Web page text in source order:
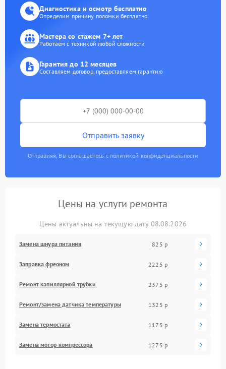
Диагностика и осмотр бесплатно
Определим причину поломки бесплатно
Мастера со стажем 7+ лет
Работаем с техникой любой сложности
Гарантия до 12 месяцев
Составляем договор, предоставляем гарантию
Отправить заявку
Отправляя, Вы соглашаетесь с политикой конфиденциальности
Цены на услуги ремонта
Цены актуальны на текущую дату 08.08.2026
Замена шнура питания 825 р
Заправка фреоном 2225 р
Ремонт капиллярной трубки 2375 р
Ремонт/замена датчика температуры 1325 р
Замена термостата 1175 р
Замена мотор-компрессора 1275 р